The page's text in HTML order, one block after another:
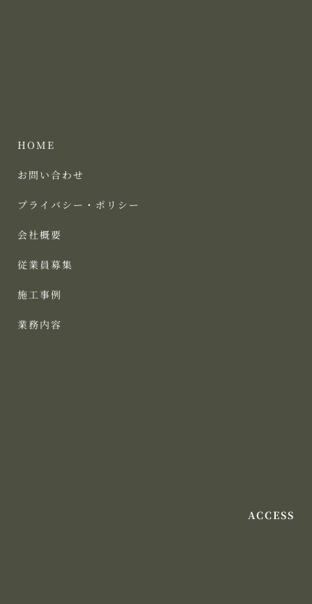
HOME
お問い合わせ
プライバシー・ポリシー
会社概要
従業員募集
施工事例
業務内容
ACCESS